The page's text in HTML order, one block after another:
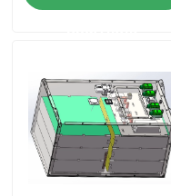
Ζητήστε ένα
Forklift μπαταρία
Μπαταρία λίθιου
Μπαταρία λίθιου